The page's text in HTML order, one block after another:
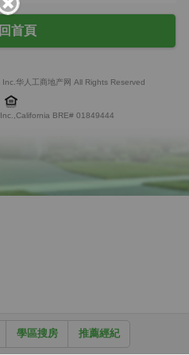
首頁
學區搜房 推薦經紀
华人工商地产网 All Rights Reserved
BRE# 01849444